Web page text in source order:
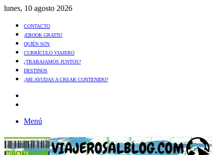
lunes, 10 agosto 2026
CONTACTO
¡EBOOK GRATIS!
QUIÉN SOY
CURRÍCULO VIAJERO
¿TRABAJAMOS JUNTOS?
DESTINOS
¿ME AYUDAS A CREAR CONTENIDO?
Menú